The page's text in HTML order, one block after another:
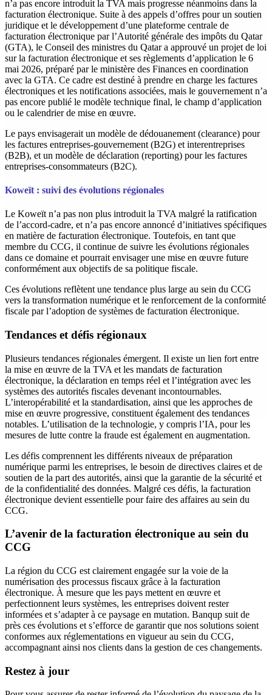
n’a pas encore introduit la TVA mais progresse néanmoins dans la
facturation électronique. Suite à des appels d’offres pour un soutien
juridique et le développement d’une plateforme centrale de
facturation électronique par l’Autorité générale des impôts du Qatar
(GTA), le Conseil des ministres du Qatar a approuvé un projet de loi
sur la facturation électronique et ses règlements d’application le 6
mai 2026, préparé par le ministère des Finances en coordination
avec la GTA. Ce cadre est destiné à prendre en charge les factures
électroniques et les notifications associées, mais le gouvernement n’a
pas encore publié le modèle technique final, le champ d’application
ou le calendrier de mise en œuvre.
Le pays envisagerait un modèle de dédouanement (clearance) pour
les factures entreprises-gouvernement (B2G) et interentreprises
(B2B), et un modèle de déclaration (reporting) pour les factures
entreprises-consommateurs (B2C).​
Koweït : suivi des évolutions régionales
‍Le Koweït n’a pas non plus introduit la TVA malgré la ratification
de l’accord-cadre, et n’a pas encore annoncé d’initiatives spécifiques
en matière de facturation électronique. Toutefois, en tant que
membre du CCG, il continue de suivre les évolutions régionales
dans ce domaine et pourrait envisager une mise en œuvre future
conformément aux objectifs de sa politique fiscale.​
‍Ces évolutions reflètent une tendance plus large au sein du CCG
vers la transformation numérique et le renforcement de la conformité
fiscale par l’adoption de systèmes de facturation électronique.
Tendances et défis régionaux
‍Plusieurs tendances régionales émergent. Il existe un lien fort entre
la mise en œuvre de la TVA et les mandats de facturation
électronique, la déclaration en temps réel et l’intégration avec les
systèmes des autorités fiscales devenant incontournables.
L’interopérabilité et la standardisation, ainsi que les approches de
mise en œuvre progressive, constituent également des tendances
notables. L’utilisation de la technologie, y compris l’IA, pour les
mesures de lutte contre la fraude est également en augmentation.
‍Les défis comprennent les différents niveaux de préparation
numérique parmi les entreprises, le besoin de directives claires et de
soutien de la part des autorités, ainsi que la garantie de la sécurité et
de la confidentialité des données. Malgré ces défis, la facturation
électronique devient essentielle pour faire des affaires au sein du
CCG.
L’avenir de la facturation électronique au sein du
CCG
‍La région du CCG est clairement engagée sur la voie de la
numérisation des processus fiscaux grâce à la facturation
électronique. À mesure que les pays mettent en œuvre et
perfectionnent leurs systèmes, les entreprises doivent rester
informées et s’adapter à ce paysage en mutation. Banqup suit de
près ces évolutions et s’efforce de garantir que nos solutions soient
conformes aux réglementations en vigueur au sein du CCG,
accompagnant ainsi nos clients dans la gestion de ces changements.
Restez à jour